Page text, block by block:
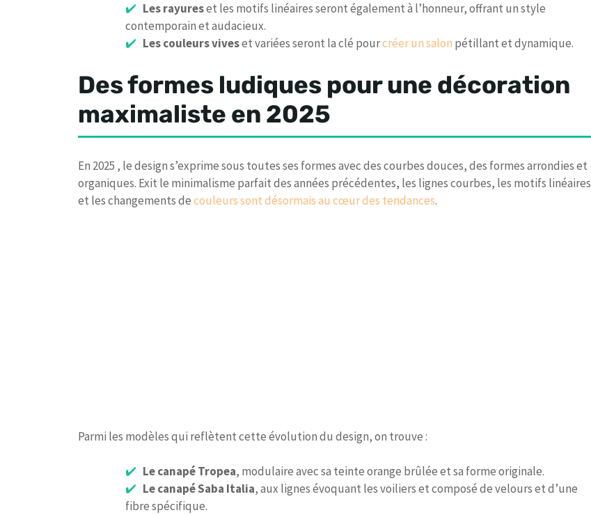
Les rayureset les motifs linéaires seront également à l’honneur, offrant un style
contemporain et audacieux.
Les couleurs viveset variées seront la clé pourcréer un salon pétillant et dynamique.
Des formes ludiques pour une décoration
maximaliste en 2025
En 2025 , le design s’exprime sous toutes ses formes avec des courbes douces, des formes arrondies et
organiques. Exit le minimalisme parfait des années précédentes, les lignes courbes, les motifs linéaires
et les changements decouleurs sont désormais au cœur des tendances.
Parmi les modèles qui reflètent cette évolution du design, on trouve :
Le canapé Tropea, modulaire avec sa teinte orange brûlée et sa forme originale.
Le canapé Saba Italia, aux lignes évoquant les voiliers et composé de velours et d’une
fibre spécifique.